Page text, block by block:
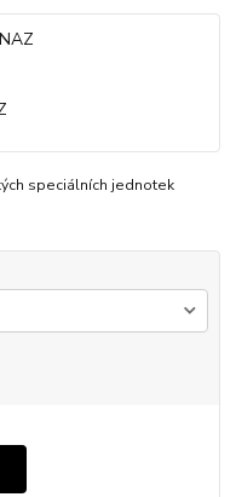
speciálních jednotek